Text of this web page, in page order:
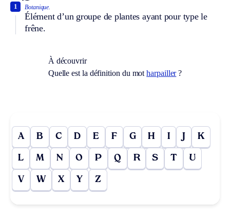
Botanique.
Élément d’un groupe de plantes ayant pour type le
frêne.
1
À découvrir
Quelle est la définition du motharpailler?
A B C D E F G H I J K
L M N O P Q R S T U
V W X Y Z